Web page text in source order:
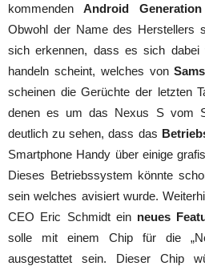
kommendenAndroid Generation
Obwohl der Name des Herstellers
sich erkennen, dass es sich dabei
handeln scheint, welches von
scheinen die Gerüchte der letzten
denen es um das Nexus S vom
deutlich zu sehen, dass das
Smartphone Handy über einige
Dieses Betriebssystem könnte
sein welches avisiert wurde.
CEO Eric Schmidt ein neues
solle mit einem Chip für die
ausgestattet sein. Dieser Chip